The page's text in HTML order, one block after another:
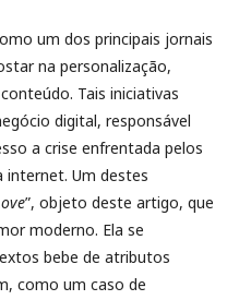
um dos principais jornais
na personalização,
Tais iniciativas
digital, responsável
a crise enfrentada pelos
internet. Um destes
”, objeto deste artigo, que
moderno. Ela se
bebe de atributos
como um caso de